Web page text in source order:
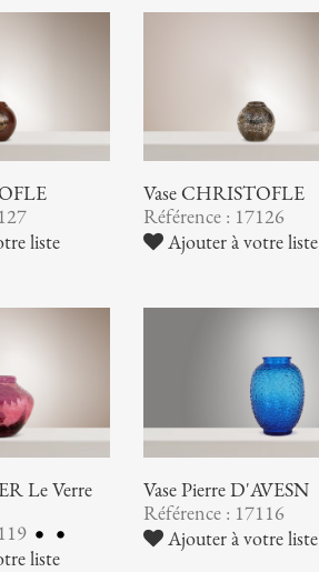
liste
Vase CHRISTOFLE
Référence : 17126
Ajouter à votre liste
Le Verre
liste
Vase Pierre D'AVESN
Référence : 17116
Ajouter à votre liste